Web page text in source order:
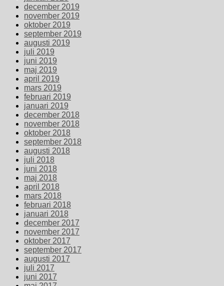
december 2019
november 2019
oktober 2019
september 2019
augusti 2019
juli 2019
juni 2019
maj 2019
april 2019
mars 2019
februari 2019
januari 2019
december 2018
november 2018
oktober 2018
september 2018
augusti 2018
juli 2018
juni 2018
maj 2018
april 2018
mars 2018
februari 2018
januari 2018
december 2017
november 2017
oktober 2017
september 2017
augusti 2017
juli 2017
juni 2017